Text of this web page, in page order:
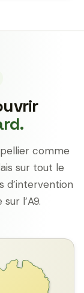
comme
sur tout le
d’intervention
l’A9.